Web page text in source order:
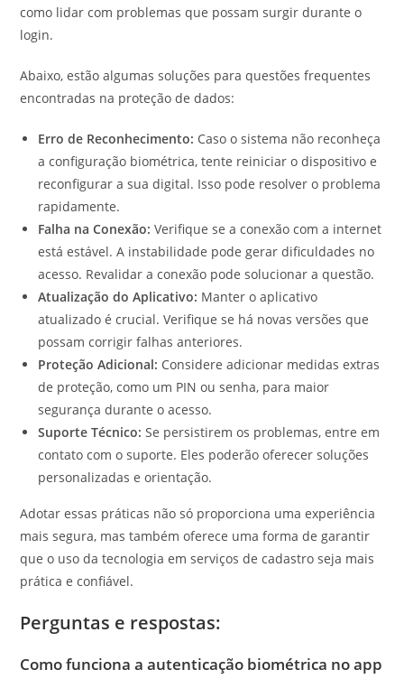
como lidar com problemas que possam surgir durante o
login.
Abaixo, estão algumas soluções para questões frequentes
encontradas na proteção de dados:
Erro de Reconhecimento: Caso o sistema não reconheça
a configuração biométrica, tente reiniciar o dispositivo e
reconfigurar a sua digital. Isso pode resolver o problema
rapidamente.
Falha na Conexão: Verifique se a conexão com a internet
está estável. A instabilidade pode gerar dificuldades no
acesso. Revalidar a conexão pode solucionar a questão.
Atualização do Aplicativo: Manter o aplicativo
atualizado é crucial. Verifique se há novas versões que
possam corrigir falhas anteriores.
Proteção Adicional: Considere adicionar medidas extras
de proteção, como um PIN ou senha, para maior
segurança durante o acesso.
Suporte Técnico: Se persistirem os problemas, entre em
contato com o suporte. Eles poderão oferecer soluções
personalizadas e orientação.
Adotar essas práticas não só proporciona uma experiência
mais segura, mas também oferece uma forma de garantir
que o uso da tecnologia em serviços de cadastro seja mais
prática e confiável.
Perguntas e respostas:
Como funciona a autenticação biométrica no app